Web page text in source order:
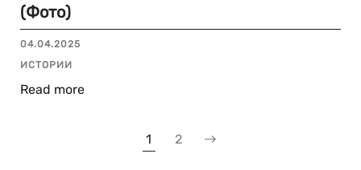
(Фото)
04.04.2025
ИСТОРИИ
Read more
1 2